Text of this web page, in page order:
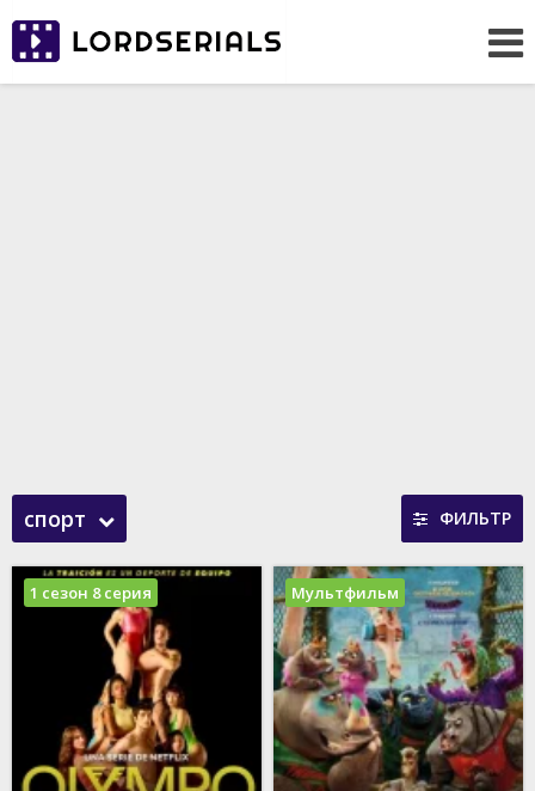
спорт ФИЛЬТР
1 сезон 8 серия Мультфильм